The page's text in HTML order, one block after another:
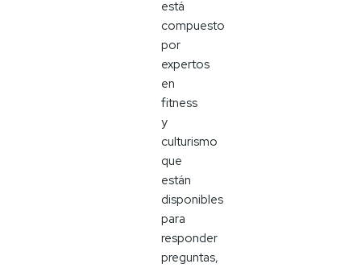
está
compuesto
por
expertos
en
fitness
y
culturismo
que
están
disponibles
para
responder
preguntas,